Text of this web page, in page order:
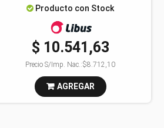
Producto con Stock
$ 10.541,63
Precio S/Imp. Nac.:$8.712,10
AGREGAR